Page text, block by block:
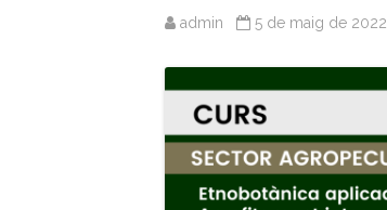
admin 5 de maig de 2022